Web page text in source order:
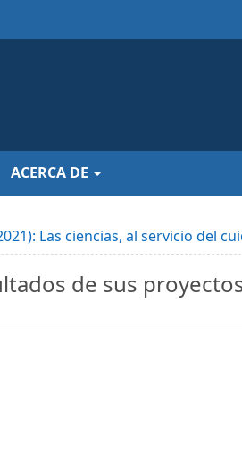
ACERCA DE
Las ciencias, al servicio del
de sus